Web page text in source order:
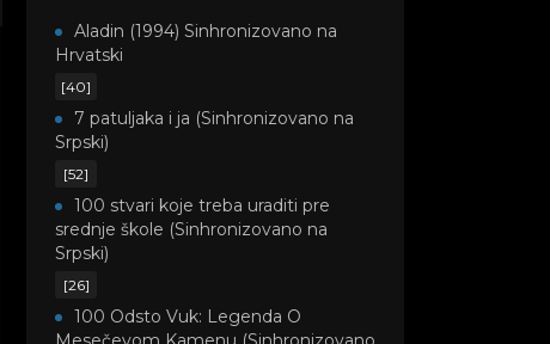
Aladin (1994) Sinhronizovano na
Hrvatski
[40]
7 patuljaka i ja (Sinhronizovano na
Srpski)
[52]
100 stvari koje treba uraditi pre
srednje škole (Sinhronizovano na
Srpski)
[26]
100 Odsto Vuk: Legenda O